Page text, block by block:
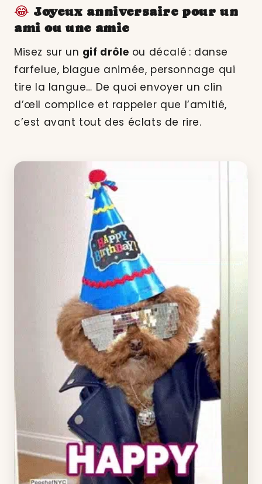
😂 Joyeux anniversaire pour un
ami ou une amie
Misez sur un gif drôle ou décalé : danse
farfelue, blague animée, personnage qui
tire la langue… De quoi envoyer un clin
d’œil complice et rappeler que l’amitié,
c’est avant tout des éclats de rire.